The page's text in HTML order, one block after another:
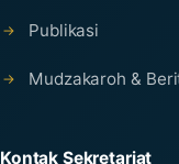
Publikasi
Mudzakaroh &
Kontak Sekretariat